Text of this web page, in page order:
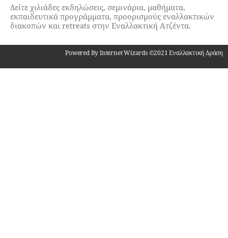
Δείτε χιλιάδες εκδηλώσεις, σεμινάρια, μαθήματα,
εκπαιδευτικά προγράμματα, προορισμούς εναλλακτικών
διακοπών και retreats στην Εναλλακτική Ατζέντα.
Powered By Internet Wizards ©2021 Εναλλακτική Δράση